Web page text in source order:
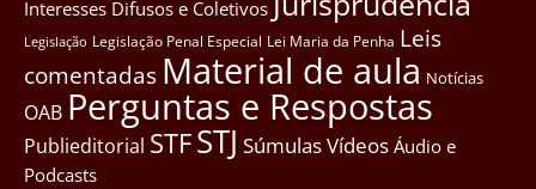
Interesses Difusos e Coletivos
Legislação Legislação Penal Especial Lei Maria da Penha Leis
comentadas Material de aula Notícias
OAB Perguntas e Respostas
Publieditorial STFSTJ SúmulasVídeos Áudio e
Podcasts